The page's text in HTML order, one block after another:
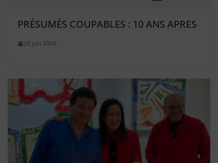
PRÉSUMÉS COUPABLES : 10 ANS APRES
29 juin 2009